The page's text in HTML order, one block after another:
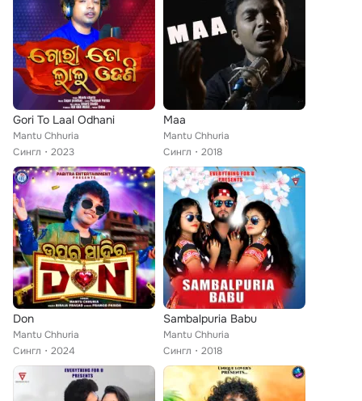
Gori To Laal Odhani
Mantu Chhuria
Сингл
2023
Maa
Mantu Chhuria
Сингл
2018
Don
Mantu Chhuria
Сингл
2024
Sambalpuria Babu
Mantu Chhuria
Сингл
2018